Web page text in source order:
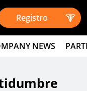
Registro
NEWS